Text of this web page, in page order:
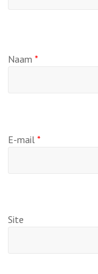
Naam*
E-mail*
Site